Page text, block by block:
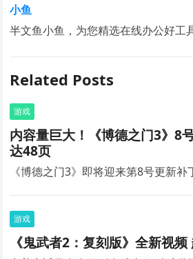
小鱼
半文鱼小鱼，为您精选在线办公好工
Related Posts
游戏
内容量巨大！《博德之门3》8
达48页
《博德之门3》即将迎来第8号更新
游戏
《鬼武者2：复刻版》全新视